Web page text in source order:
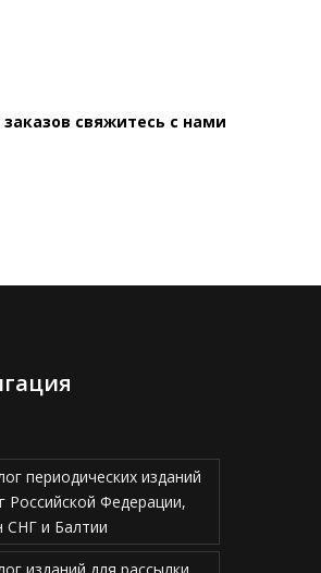
свяжитесь с нами
периодических изданий
Российской Федерации,
СНГ и Балтии